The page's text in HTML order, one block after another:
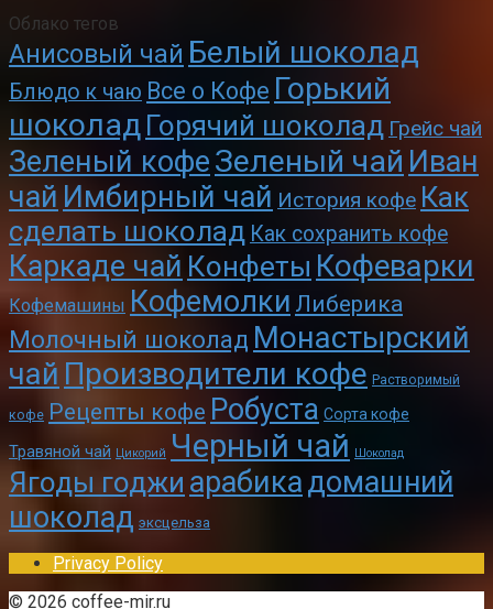
Облако тегов
Анисовый чай Белый шоколад
Блюдо к чаю Все о Кофе Горький
шоколад Горячий шоколад Грейс чай
Зеленый кофеЗеленый чай Иван
чай Имбирный чай История кофе Как
сделать шоколад Как сохранить кофе
Каркаде чай Конфеты Кофеварки
Кофемашины Кофемолки Либерика
Молочный шоколад Монастырский
чай Производители кофе Растворимый
кофе Рецепты кофе Робуста Сорта кофе
Травяной чай Цикорий Черный чай Шоколад
Ягоды годжи арабикадомашний
шоколад эксцельза
Privacy Policy
© 2026 coffee-mir.ru